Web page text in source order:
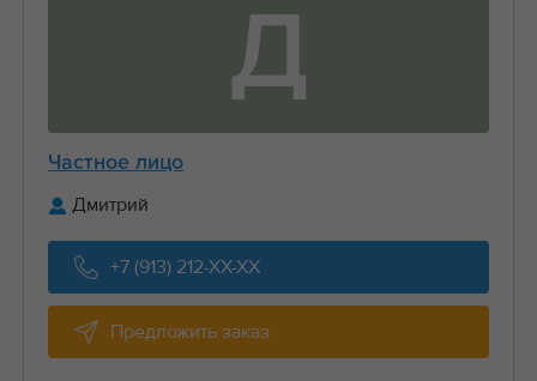
Д
Частное лицо
Дмитрий
+7 (913) 212-XX-XX
Предложить заказ